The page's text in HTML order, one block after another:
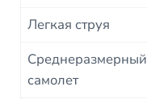
Легкая струя
Среднеразмерный
самолет